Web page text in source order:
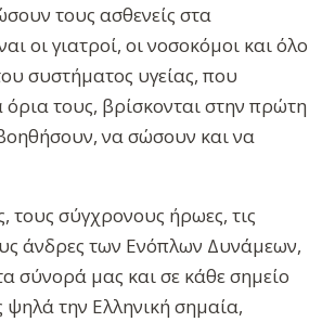
τους ασθενείς στα
οι γιατροί, οι νοσοκόμοι και όλο
συστήματος υγείας, που
τους, βρίσκονται στην πρώτη
να σώσουν και να
τους σύγχρονους ήρωες, τις
άνδρες των Ενόπλων Δυνάμεων,
σύνορά μας και σε κάθε σημείο
ψηλά την Ελληνική σημαία,